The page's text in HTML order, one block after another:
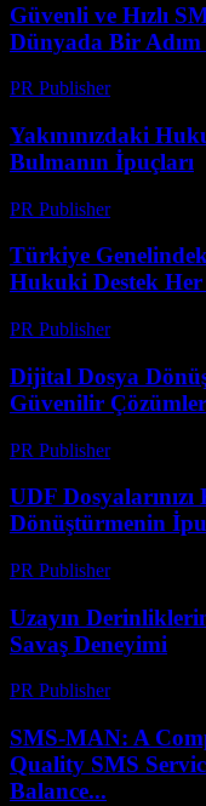
Güvenli ve Hızlı
Dünyada Bir Adım
PR Publisher-
Yakınınızdaki
Bulmanın İpuçları
PR Publisher-
Türkiye
Hukuki Destek Her
PR Publisher-
Dijital Dosya
Güvenilir Çözümler
PR Publisher-
UDF
Dönüştürmenin
PR Publisher-
Uzayın
Savaş Deneyimi
PR Publisher-
SMS-MAN: A
Quality SMS
Balance...